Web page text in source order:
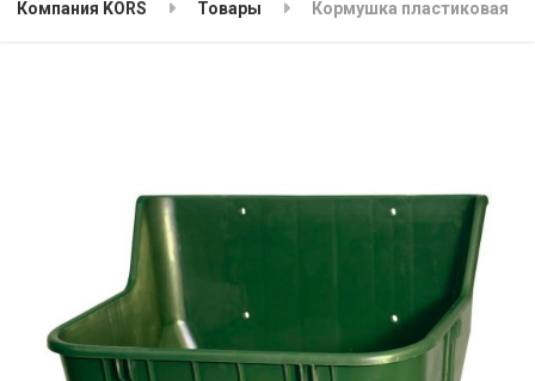
Компания KORS Товары Кормушка пластиковая